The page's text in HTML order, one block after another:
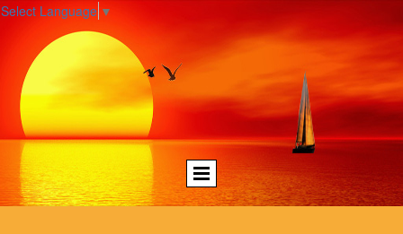
Select Language ▼